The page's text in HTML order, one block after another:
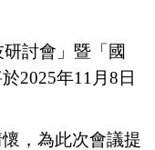
討會」暨「國
2025年11月8日
，為此次會議提